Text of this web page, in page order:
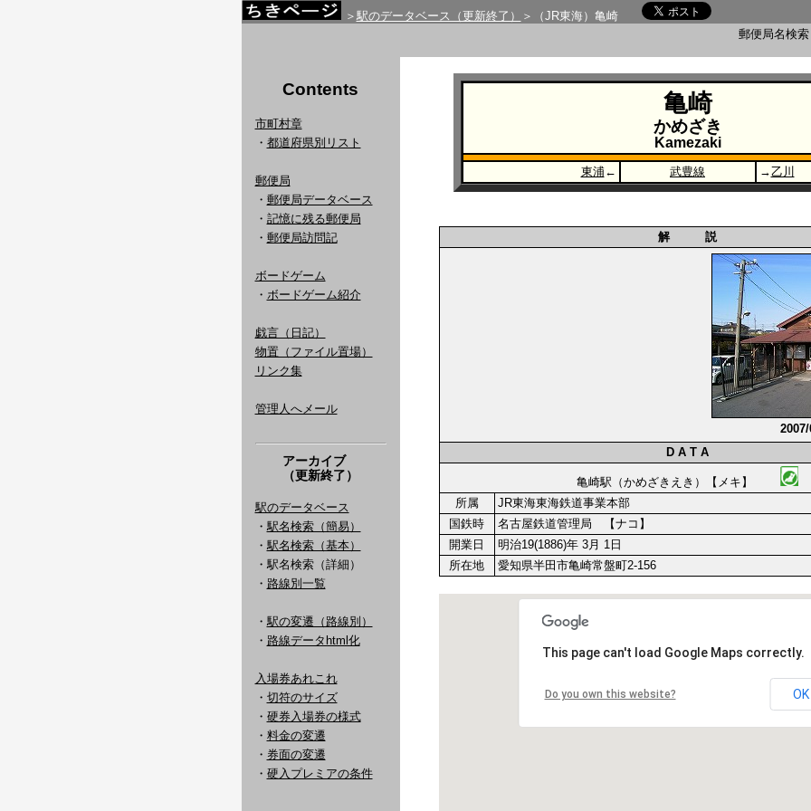
＞ 駅のデータベース（更新終了）
＞（JR東海）亀崎
郵便局名検
Contents
市町村章
・ 都道府県別リスト
郵便局
・ 郵便局データベース
・ 記憶に残る郵便局
・ 郵便局訪問記
ボードゲーム
・ ボードゲーム紹介
戯言（日記）
物置（ファイル置場）
リンク集
管理人へメール
アーカイブ
（更新終了）
駅のデータベース
・ 駅名検索（簡易）
・ 駅名検索（基本）
・駅名検索（詳細）
・ 路線別一覧
・ 駅の変遷（路線別）
・ 路線データhtml化
入場券あれこれ
・ 切符のサイズ
・ 硬券入場券の様式
・ 料金の変遷
・ 券面の変遷
・ 硬入プレミアの条件
亀崎
かめざき
Kamezaki
東浦← 武豊線 →乙川
解 説
D A T A
亀崎駅（かめざきえき）【メキ】
所属
JR東海東海鉄道事業本部
国鉄時
名古屋鉄道管理局 【ナコ】
開業日
明治19(1886)年 3月 1日
所在地
愛知県半田市亀崎常盤町2-156